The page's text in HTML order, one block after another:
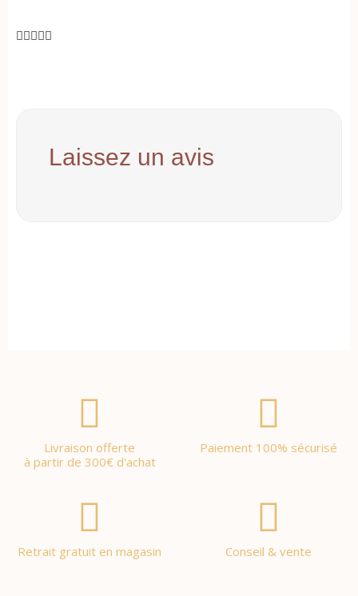

Laissez un avis
Livraison offerte
à partir de 300€ d'achat
Paiement 100% sécurisé
Retrait gratuit en magasin Conseil & vente